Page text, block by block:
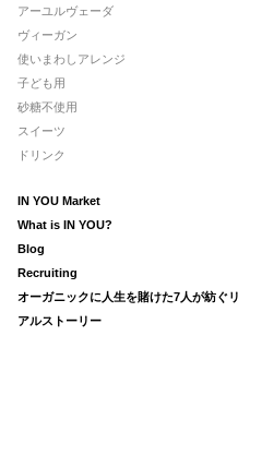
アーユルヴェーダ
ヴィーガン
使いまわしアレンジ
子ども用
砂糖不使用
スイーツ
ドリンク
IN YOU Market
What is IN YOU?
Blog
Recruiting
オーガニックに人生を賭けた7人が紡ぐリ
アルストーリー